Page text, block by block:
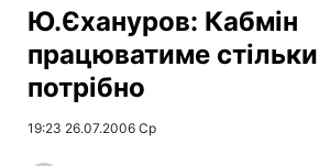
Ю.Єхануров: Кабмін
працюватиме
потрібно
19:23 26.07.2006 Ср